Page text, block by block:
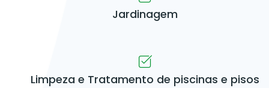
Jardinagem
Limpeza e Tratamento de piscinas e pisos